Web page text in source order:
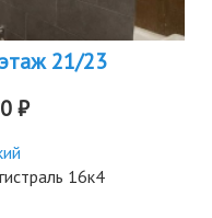
21/23
₽
16к4